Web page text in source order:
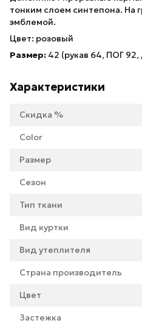
тонким слоем синтепона. На
эмблемой.
Цвет: розовый
Размер: 42 (рукав 64, ПОГ
Характеристики
Скидка %
Color
Размер
Сезон
Тип ткани
Вид куртки
Вид утеплителя
Страна производитель
Цвет
Застежка